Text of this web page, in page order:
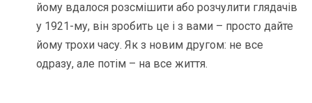
йому вдалося розсмішити або розчулити глядачів
у 1921-му, він зробить це і з вами – просто дайте
йому трохи часу. Як з новим другом: не все
одразу, але потім – на все життя.